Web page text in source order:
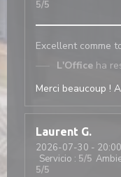
5/5
Excellent comme
L'Office ha
Merci beaucoup !
Laurent G
2026-07-30 -
Servicio : 5/5
5/5